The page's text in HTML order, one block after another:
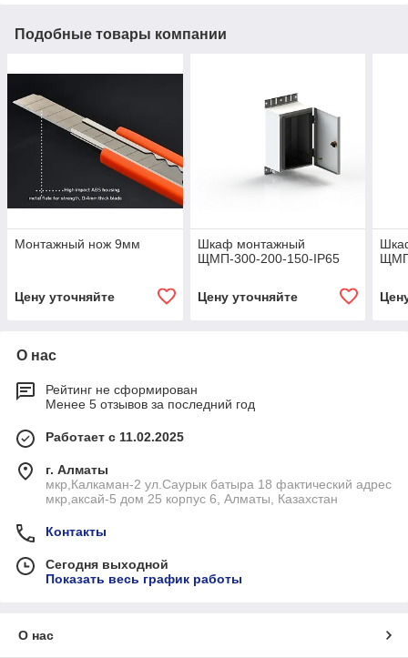
Подобные товары компании
Монтажный нож 9мм
Цену уточняйте
Шкаф монтажный
ЩМП-300-200-150-IP65
Цену уточняйте
О нас
Рейтинг не сформирован
Менее 5 отзывов за последний год
Работает с 11.02.2025
г. Алматы
мкр,Калкаман-2 ул.Саурык батыра 18 фактический адрес
мкр,аксай-5 дом 25 корпус 6, Алматы, Казахстан
Контакты
Сегодня выходной
Показать весь график работы
О нас